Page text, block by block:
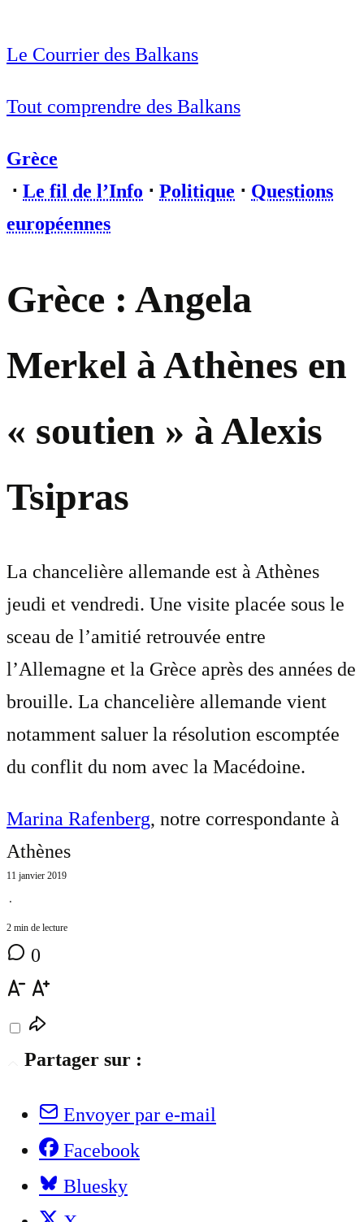
Le Courrier des Balkans
Tout comprendre des Balkans
Grèce
⋅ Le fil de l’Info ⋅ Politique ⋅ Questions
européennes
Grèce : Angela
Merkel à Athènes en
« soutien » à Alexis
Tsipras
La chancelière allemande est à Athènes
jeudi et vendredi. Une visite placée sous le
sceau de l’amitié retrouvée entre
l’Allemagne et la Grèce après des années de
brouille. La chancelière allemande vient
notamment saluer la résolution escomptée
du conflit du nom avec la Macédoine.
Marina Rafenberg, notre correspondante à
Athènes
11 janvier 2019
⋅
2 min de lecture
0
Partager sur :
Envoyer par e-mail
Facebook
Bluesky